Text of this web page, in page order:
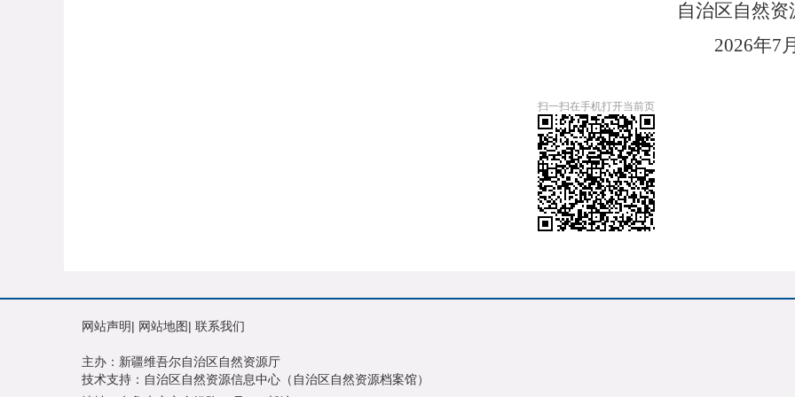
自治区自然资
2026年7月
扫一扫在手机打开当前页
网站声明| 网站地图| 联系我们
主办：新疆维吾尔自治区自然资源厅
技术支持：自治区自然资源信息中心（自治区自然资源档案馆）